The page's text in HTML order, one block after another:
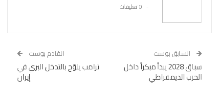
0 تعليقات
السابق بوست
سباق 2028 يبدأ مبكراً داخل
الحزب الديمقراطي
القادم بوست
ترامب يلوّح بالتدخل البري في
إيران